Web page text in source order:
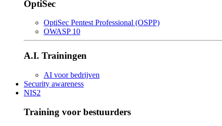
OptiSec
OptiSec Pentest Professional (OSPP)
OWASP 10
A.I. Trainingen
AI voor bedrijven
Security awareness
NIS2
Training voor bestuurders